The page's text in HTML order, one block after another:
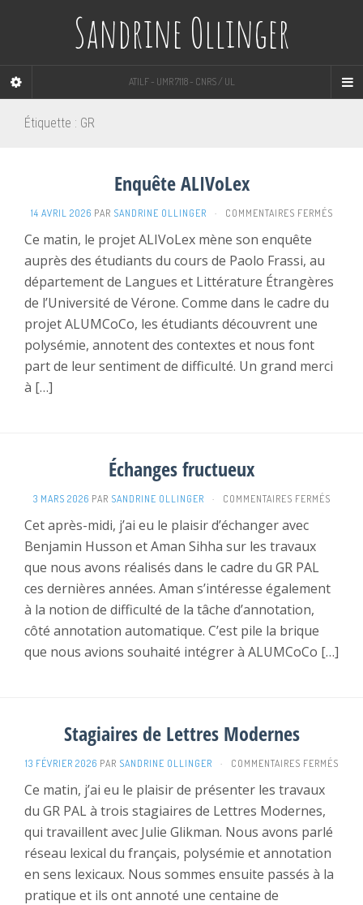
Sandrine Ollinger
ATILF - UMR 7118 - CNRS / UL
Étiquette : GR
Enquête ALIVoLex
14 AVRIL 2026 PAR SANDRINE OLLINGER · COMMENTAIRES FERMÉSSUR
Ce matin, le projet ALIVoLex mène son enquête
auprès des étudiants du cours de Paolo Frassi, au
département de Langues et Littérature Étrangères
de l’Université de Vérone. Comme dans le cadre du
projet ALUMCoCo, les étudiants découvrent une
polysémie, annotent des contextes et nous font
part de leur sentiment de difficulté. Un grand merci
à […]
Échanges fructueux
3 MARS 2026 PAR SANDRINE OLLINGER · COMMENTAIRES FERMÉSSUR
Cet après-midi, j’ai eu le plaisir d’échanger avec
Benjamin Husson et Aman Sihha sur les travaux
que nous avons réalisés dans le cadre du GR PAL
ces dernières années. Aman s’intéresse également
à la notion de difficulté de la tâche d’annotation,
côté annotation automatique. C’est pile la brique
que nous avions souhaité intégrer à ALUMCoCo […]
Stagiaires de Lettres Modernes
13 FÉVRIER 2026 PAR SANDRINE OLLINGER · COMMENTAIRES FERMÉSSUR
Ce matin, j’ai eu le plaisir de présenter les travaux
du GR PAL à trois stagiaires de Lettres Modernes,
qui travaillent avec Julie Glikman. Nous avons parlé
réseau lexical du français, polysémie et annotation
en sens lexicaux. Nous sommes ensuite passés à la
pratique et ils ont annoté une centaine de